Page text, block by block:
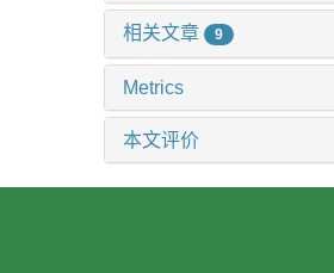
相关文章 9
Metrics
本文评价